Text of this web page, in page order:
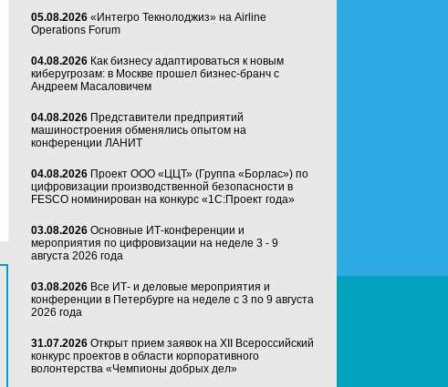
05.08.2026 «Интегро Текнолоджиз» на Airline
Operations Forum
04.08.2026 Как бизнесу адаптироваться к новым
киберугрозам: в Москве прошел бизнес-бранч с
Андреем Масаловичем
04.08.2026 Представители предприятий
машиностроения обменялись опытом на
конференции ЛАНИТ
04.08.2026 Проект ООО «ЦЦТ» (Группа «Борлас») по
цифровизации производственной безопасности в
FESCO номинирован на конкурс «1С:Проект года»
03.08.2026 Основные ИТ-конференции и
мероприятия по цифровизации на неделе 3 - 9
августа 2026 года
03.08.2026 Все ИТ- и деловые мероприятия и
конференции в Петербурге на неделе с 3 по 9 августа
2026 года
31.07.2026 Открыт прием заявок на XII Всероссийский
конкурс проектов в области корпоративного
волонтерства «Чемпионы добрых дел»